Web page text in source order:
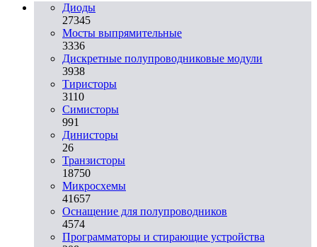
Диоды
27345
Мосты выпрямительные
3336
Дискретные полупроводниковые модули
3938
Тиристоры
3110
Симисторы
991
Динисторы
26
Транзисторы
18750
Микросхемы
41657
Оснащение для полупроводников
4574
Программаторы и стирающие устройства